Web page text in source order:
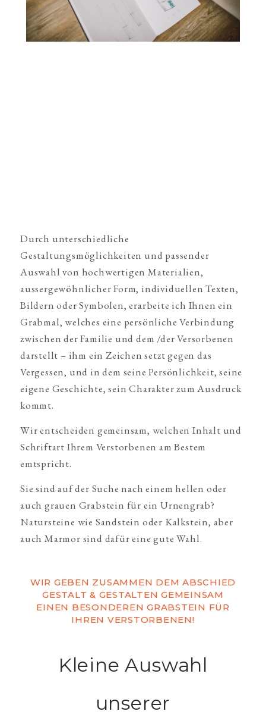
Durch unterschiedliche
Gestaltungsmöglichkeiten und passender
Auswahl von hochwertigen Materialien,
aussergewöhnlicher Form, individuellen Texten,
Bildern oder Symbolen, erarbeite ich Ihnen ein
Grabmal, welches eine persönliche Verbindung
zwischen der Familie und dem /der Versorbenen
darstellt – ihm ein Zeichen setzt gegen das
Vergessen, und in dem seine Persönlichkeit, seine
eigene Geschichte, sein Charakter zum Ausdruck
kommt.
Wir entscheiden gemeinsam, welchen Inhalt und
Schriftart Ihrem Verstorbenen am Bestem
emtspricht.
Sie sind auf der Suche nach einem hellen oder
auch grauen Grabstein für ein Urnengrab?
Natursteine wie Sandstein oder Kalkstein, aber
auch Marmor sind dafür eine gute Wahl.
WIR GEBEN ZUSAMMEN DEM ABSCHIED
GESTALT & GESTALTEN GEMEINSAM
EINEN BESONDEREN GRABSTEIN FÜR
IHREN VERSTORBENEN!
Kleine Auswahl
unserer